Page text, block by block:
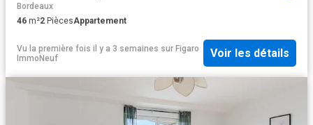
Bordeaux
46 m²2 PiècesAppartement
Vu la première fois il y a 3 semaines sur Figaro
ImmoNeuf
Voir les détails